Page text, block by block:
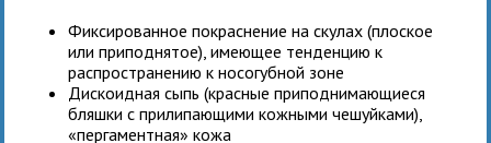
Фиксированное покраснение на скулах (плоское
или приподнятое), имеющее тенденцию к
распространению к носогубной зоне
Дискоидная сыпь (красные приподнимающиеся
бляшки с прилипающими кожными чешуйками),
«пергаментная» кожа